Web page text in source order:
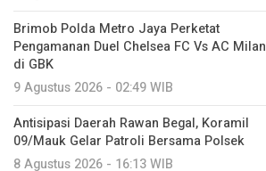
Brimob Polda Metro Jaya Perketat
Pengamanan Duel Chelsea FC Vs AC Milan
di GBK
9 Agustus 2026 - 02:49 WIB
Antisipasi Daerah Rawan Begal, Koramil
09/Mauk Gelar Patroli Bersama Polsek
8 Agustus 2026 - 16:13 WIB